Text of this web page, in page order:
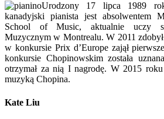
Urodzony 17 lipca 1989
kanadyjski pianista jest absolwentem
School of Music, aktualnie uczy
Muzycznym w Montrealu. W 2011
w konkursie Prix d’Europe zajął
konkursie Chopinowskim została
otrzymał za nią I nagrodę. W 2015 roku
muzyką Chopina.
Kate Liu